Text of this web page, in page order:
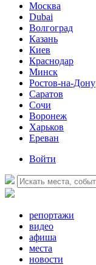
Москва
Dubai
Волгоград
Казань
Киев
Краснодар
Минск
Ростов-на-Дону
Саратов
Сочи
Воронеж
Харьков
Ереван
Войти
репортажи
видео
афиша
места
новости